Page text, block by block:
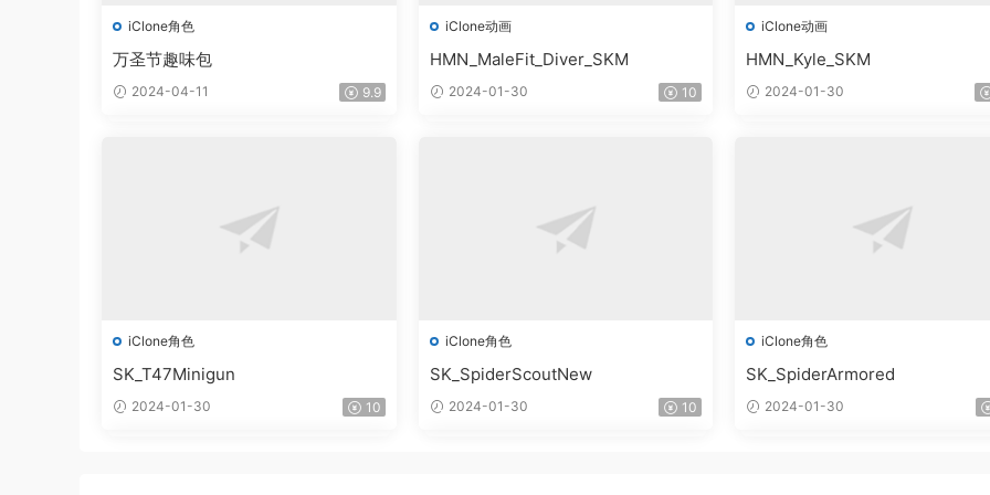
iClone角色
万圣节趣味包
2024-04-11 9.9
iClone动画
HMN_MaleFit_Diver_SKM
2024-01-30 10
iClone动画
HMN_Kyle_SKM
2024-01-30
iClone角色
SK_T47Minigun
2024-01-30 10
iClone角色
SK_SpiderScoutNew
2024-01-30 10
iClone角色
SK_SpiderArmored
2024-01-30